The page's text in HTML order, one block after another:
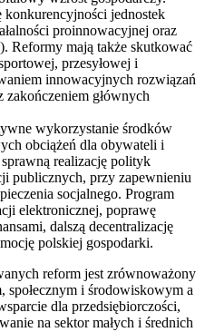
konkurencyjności jednostek
proinnowacyjnej oraz
Reformy mają także skutkować
przesyłowej i
innowacyjnych rozwiązań
głównych
wykorzystanie środków
obciążeń dla obywateli i
realizację polityk
publicznych, przy zapewnieniu
socjalnego. Program
elektronicznej, poprawę
dalszą decentralizację
polskiej gospodarki.
reform jest zrównoważony
i środowiskowym a
dla przedsiębiorczości,
na sektor małych i średnich